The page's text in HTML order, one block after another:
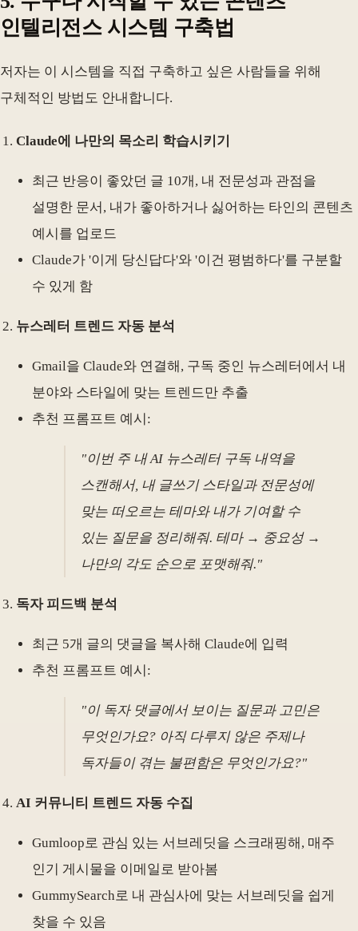
인텔리전스 시스템 구축법
저자는 이 시스템을 직접 구축하고 싶은 사람들을 위해
구체적인 방법도 안내합니다.
Claude에 나만의 목소리 학습시키기
최근 반응이 좋았던 글 10개, 내 전문성과 관점을
설명한 문서, 내가 좋아하거나 싫어하는 타인의 콘텐츠
예시를 업로드
Claude가 '이게 당신답다'와 '이건 평범하다'를 구분할
수 있게 함
뉴스레터 트렌드 자동 분석
Gmail을 Claude와 연결해, 구독 중인 뉴스레터에서 내
분야와 스타일에 맞는 트렌드만 추출
추천 프롬프트 예시:
"이번 주 내 AI 뉴스레터 구독 내역을
스캔해서, 내 글쓰기 스타일과 전문성에
맞는 떠오르는 테마와 내가 기여할 수
있는 질문을 정리해줘. 테마 → 중요성 →
나만의 각도 순으로 포맷해줘."
독자 피드백 분석
최근 5개 글의 댓글을 복사해 Claude에 입력
추천 프롬프트 예시:
"이 독자 댓글에서 보이는 질문과 고민은
무엇인가요? 아직 다루지 않은 주제나
독자들이 겪는 불편함은 무엇인가요?"
AI 커뮤니티 트렌드 자동 수집
Gumloop로 관심 있는 서브레딧을 스크래핑해, 매주
인기 게시물을 이메일로 받아봄
GummySearch로 내 관심사에 맞는 서브레딧을 쉽게
찾을 수 있음